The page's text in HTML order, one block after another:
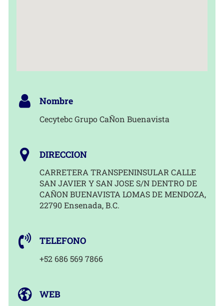
Nombre
Cecytebc Grupo CaÑon Buenavista
DIRECCION
CARRETERA TRANSPENINSULAR CALLE
SAN JAVIER Y SAN JOSE S/N DENTRO DE
CAÑON BUENAVISTA LOMAS DE MENDOZA,
22790 Ensenada, B.C.
TELEFONO
+52 686 569 7866
WEB